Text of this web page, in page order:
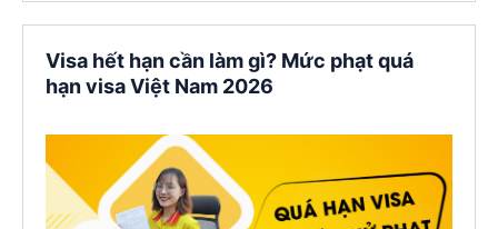
Visa hết hạn cần làm gì? Mức phạt quá
hạn visa Việt Nam 2026